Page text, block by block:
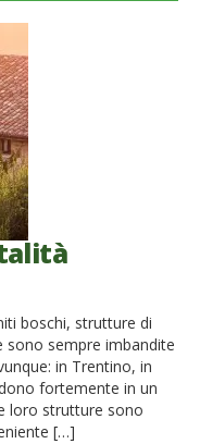
boschi, strutture di
sono sempre imbandite
in Trentino, in
fortemente in un
loro strutture sono
[…]